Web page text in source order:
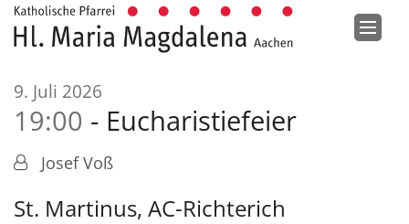
Zum Inhalt springen
9. Juli 2026
19:00 Eucharistiefeier
Josef Voß
St. Martinus, AC-Richterich